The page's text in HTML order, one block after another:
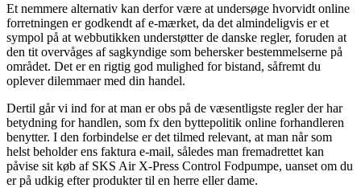
Et nemmere alternativ kan derfor være at undersøge hvorvidt online
forretningen er godkendt af e-mærket, da det almindeligvis er et
sympol på at webbutikken understøtter de danske regler, foruden at
den tit overvåges af sagkyndige som behersker bestemmelserne på
området. Det er en rigtig god mulighed for bistand, såfremt du
oplever dilemmaer med din handel.
Dertil går vi ind for at man er obs på de væsentligste regler der har
betydning for handlen, som fx den byttepolitik online forhandleren
benytter. I den forbindelse er det tilmed relevant, at man når som
helst beholder ens faktura e-mail, således man fremadrettet kan
påvise sit køb af SKS Air X-Press Control Fodpumpe, uanset om du
er på udkig efter produkter til en herre eller dame.